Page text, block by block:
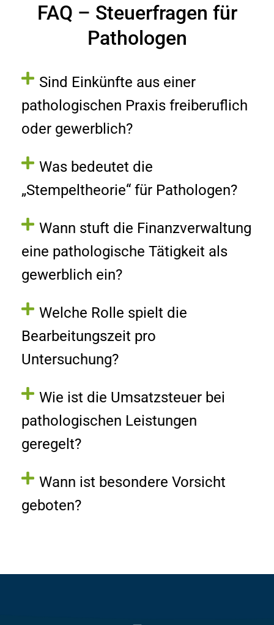
FAQ – Steuerfragen für
Pathologen
Sind Einkünfte aus einer
pathologischen Praxis freiberuflich
oder gewerblich?
Was bedeutet die
„Stempeltheorie“ für Pathologen?
Wann stuft die Finanzverwaltung
eine pathologische Tätigkeit als
gewerblich ein?
Welche Rolle spielt die
Bearbeitungszeit pro
Untersuchung?
Wie ist die Umsatzsteuer bei
pathologischen Leistungen
geregelt?
Wann ist besondere Vorsicht
geboten?